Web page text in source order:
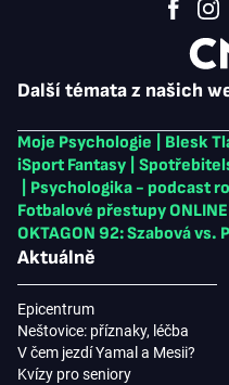
Další témata z našich
Moje Psychologie Blesk
iSport Fantasy
Psychologika - podcast
Fotbalové přestupy ONLINE
OKTAGON 92: Szabová vs.
Aktuálně
Epicentrum
Neštovice: příznaky, léčba
V čem jezdí Yamal a Mesii?
Kvízy pro seniory